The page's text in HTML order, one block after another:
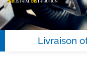
Livraison